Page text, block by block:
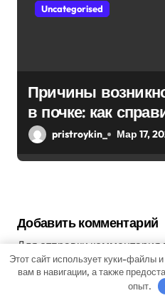
Uncategorised
Причины
в почке: как
болезнью
pristroykin_ Мар 17,
Добавить комментарий
Для отправки
авторизоваться
Этот сайт использует куки-файлы
вам в навигации, а также
опыт.